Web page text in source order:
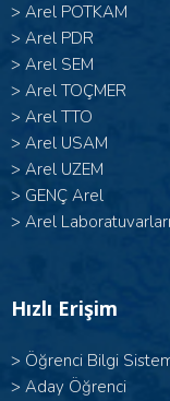
> Arel POTKAM
> Arel PDR
> Arel SEM
> Arel TOÇMER
> Arel TTO
> Arel USAM
> Arel UZEM
> GENÇ Arel
> Arel Laboratuvarları
Hızlı Erişim
> Öğrenci Bilgi
> Aday Öğrenci